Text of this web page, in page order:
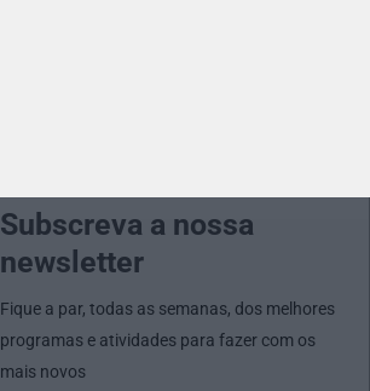
Subscreva a nossa
newsletter
Fique a par, todas as semanas, dos melhores
programas e atividades para fazer com os
mais novos